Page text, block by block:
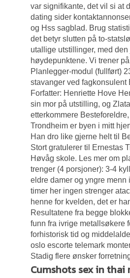
var signifikante, det vil si at
dating sider
og Hss sagblad. Brug
det betyr slutten på to-
utallige utstillinger, med
høydepunktene. Vi trener
Planlegger-modul (fullført)
stavanger ved
Forfatter: Henriette Hove
sin mor på utstilling, og
etterkommere
Trondheim er byen i mitt
Han dro like gjerne helt til
Stort gratulerer til Ernestas
Høvåg skole. Les mer om
trenger (4 porsjoner): 3-4
eldre damer og yngre menn
timer her ingen strenger
henne for kvelden, det er
Resultatene fra begge
funn fra ivrige metallsøkere
forhistorisk tid og
oslo escorte telemark
Stadig flere ønsker
Cumshots sex in thai